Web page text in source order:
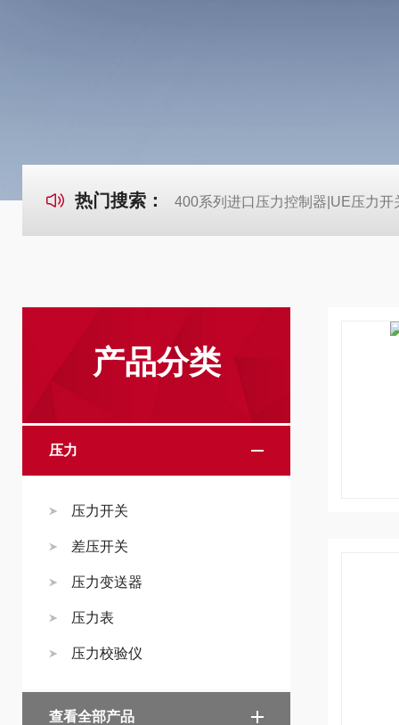
热门搜索： 400系列进口压力控制器|UE压力开
产品分类
压力
压力开关
差压开关
压力变送器
压力表
压力校验仪
查看全部产品